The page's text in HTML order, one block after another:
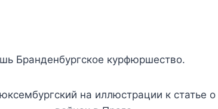
Бранденбургское курфюршество.